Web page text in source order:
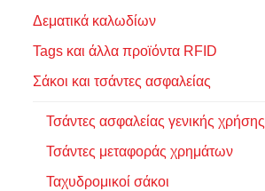
Δεματικά καλωδίων
Tags και άλλα προϊόντα RFID
Σάκοι και τσάντες ασφαλείας
Τσάντες ασφαλείας γενικής χρήσης
Τσάντες μεταφοράς χρημάτων
Ταχυδρομικοί σάκοι